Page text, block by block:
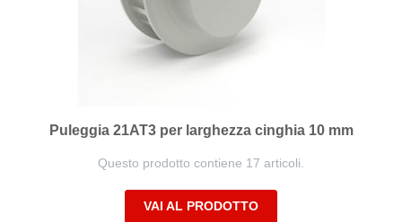
Puleggia 21AT3 per larghezza cinghia 10 mm
Questo prodotto contiene 17 articoli.
VAI AL PRODOTTO